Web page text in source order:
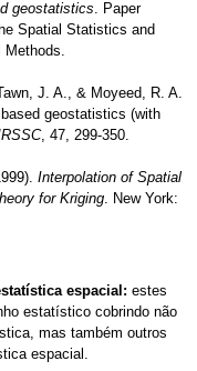
geostatistics. Paper
Spatial Statistics and
Methods.
J. A., & Moyeed, R. A.
geostatistics (with
, 47, 299-350.
Interpolation of Spatial
for Kriging. New York:
espacial: estes
estatístico cobrindo não
mas também outros
espacial.